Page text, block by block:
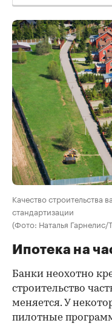
Качество строительства
стандартизации
(Фото: Наталья Гарнелис/
Ипотека на
Банки неохотно
строительство
меняется. У
пилотные